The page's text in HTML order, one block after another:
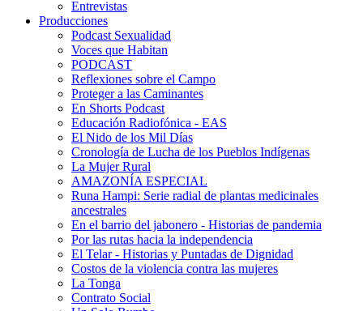
Entrevistas
Producciones
Podcast Sexualidad
Voces que Habitan
PODCAST
Reflexiones sobre el Campo
Proteger a las Caminantes
En Shorts Podcast
Educación Radiofónica - EAS
El Nido de los Mil Días
Cronología de Lucha de los Pueblos Indígenas
La Mujer Rural
AMAZONÍA ESPECIAL
Runa Hampi: Serie radial de plantas medicinales
ancestrales
En el barrio del jabonero - Historias de pandemia
Por las rutas hacia la independencia
El Telar - Historias y Puntadas de Dignidad
Costos de la violencia contra las mujeres
La Tonga
Contrato Social